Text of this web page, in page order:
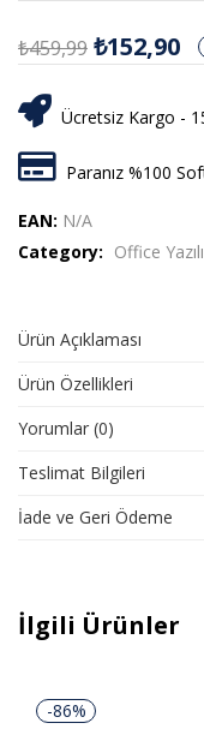
₺459,99 ₺152,90
Ücretsiz Kargo -
Paranız %100
EAN: N/A
Category: Office
Ürün Açıklaması
Ürün Özellikleri
Yorumlar (0)
Teslimat Bilgileri
İade ve Geri Ödeme
İlgili Ürünler
-86%